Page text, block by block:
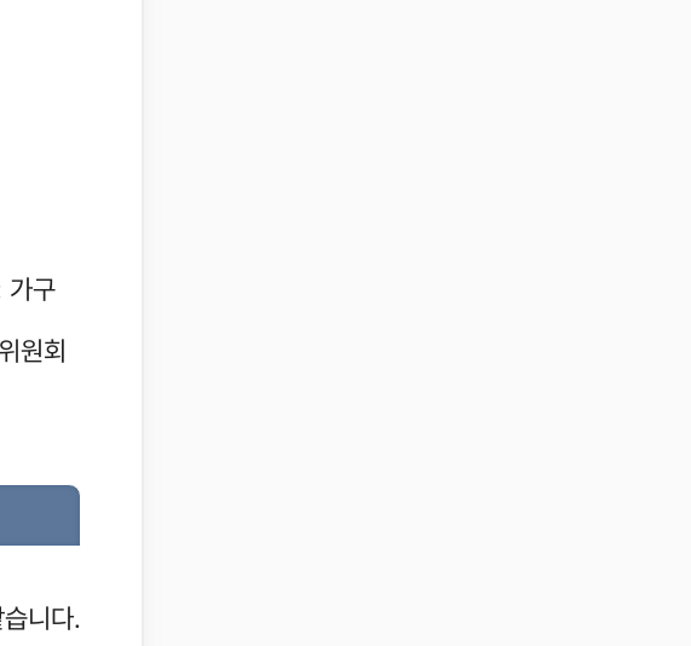
가구
원회
니다.